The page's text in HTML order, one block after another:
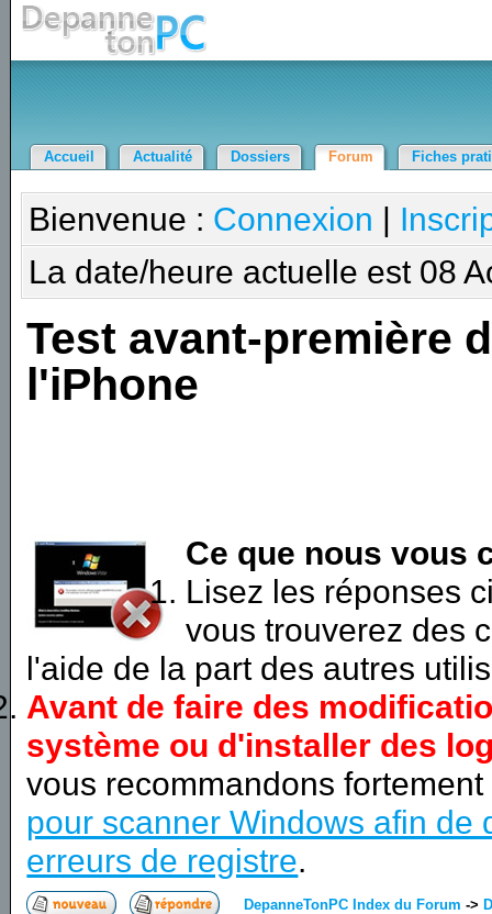
Accueil Actualité Dossiers Forum Fiches
Bienvenue : Connexion |
La date/heure actuelle est 08
Test avant-première
l'iPhone
Ce que nous vous
Lisez les réponses
vous trouverez des
l'aide de la part des autres
Avant de faire des
système ou d'installer des
vous recommandons
pour scanner Windows afin de
erreurs de registre.
DepanneTonPC Index du Forum ->